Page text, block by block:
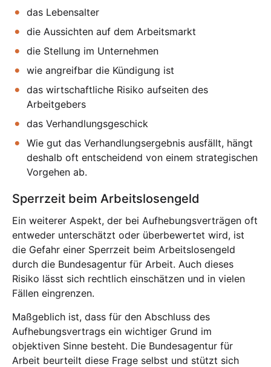
das Lebensalter
die Aussichten auf dem Arbeitsmarkt
die Stellung im Unternehmen
wie angreifbar die Kündigung ist
das wirtschaftliche Risiko aufseiten des
Arbeitgebers
das Verhandlungsgeschick
Wie gut das Verhandlungsergebnis ausfällt, hängt
deshalb oft entscheidend von einem strategischen
Vorgehen ab.
Sperrzeit beim Arbeitslosengeld
Ein weiterer Aspekt, der bei Aufhebungsverträgen oft
entweder unterschätzt oder überbewertet wird, ist
die Gefahr einer Sperrzeit beim Arbeitslosengeld
durch die Bundesagentur für Arbeit. Auch dieses
Risiko lässt sich rechtlich einschätzen und in vielen
Fällen eingrenzen.
Maßgeblich ist, dass für den Abschluss des
Aufhebungsvertrags ein wichtiger Grund im
objektiven Sinne besteht. Die Bundesagentur für
Arbeit beurteilt diese Frage selbst und stützt sich